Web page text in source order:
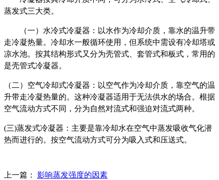
蒸发式三大类。
（一）水冷式冷凝器：以水作为冷却介质，靠水的温升带
走冷凝热量。冷却水一般循环使用，但系统中需设有冷却塔或
凉水池。按其结构形式又分为壳管式
套管式和板式，常 用 的
是壳管式冷凝器。
（二）空气冷却式冷凝器：以空气作为冷却介质，靠空气的温
升带走冷凝热量的。这种冷凝器适用于无法供水的场合。根据
空气流动方式不同，分为自然对流式和强迫对流式两种。
(三)蒸发式冷凝器：主要是靠冷却水在空气中蒸发吸收气化潜
热而进行的。按空气流动方式可分为吸入式和压送式。
上一篇： 影响蒸发强度的因素